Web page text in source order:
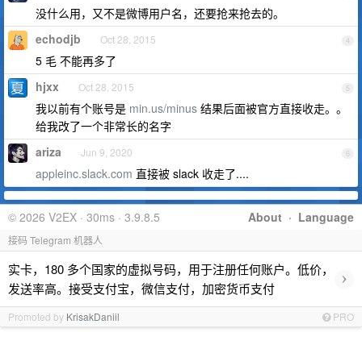
没什么用，又不是微博用户名，还要抢来抢去的。
4
echodjb Oct 28, 2015
5 毛 不能再多了
5
hjxx Oct 28, 2015
我以前有个账号是 min.us/minus 结果后面被官方直接收走。。
给我改了一个非常长的名字
6
ariza Jun 9, 2020
appleinc.slack.com 直接被 slack 收走了....
About · Language
© 2026 V2EX · 30ms · 3.9.8.5
接码 Telegram 机器人
实卡，180 多个国家的虚拟号码，用于注册任何账户。低价，
发送率高。接受支付宝，微信支付，加密货币支付
›
Promoted by KrisakDaniil PRO